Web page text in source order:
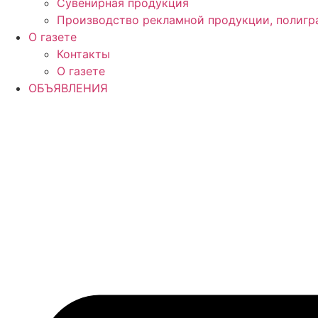
Производство рекламной продукции,
О газете
Контакты
О газете
ОБЪЯВЛЕНИЯ